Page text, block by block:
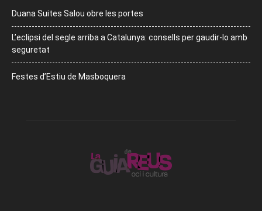
Duana Suites Salou obre les portes
L’eclipsi del segle arriba a Catalunya: consells per gaudir-lo amb
seguretat
Festes d’Estiu de Masboquera